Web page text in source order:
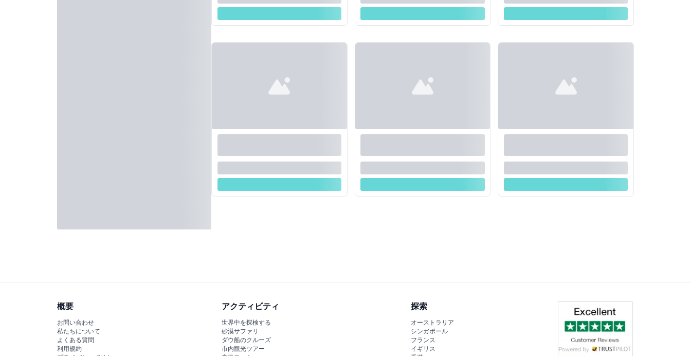
概要
お問い合わせ
私たちについて
よくある質問
利用規約
アクティビティ
世界中を探検する
砂漠サファリ
ダウ船のクルーズ
市内観光ツアー
探索
オーストラリア
シンガポール
フランス
イギリス